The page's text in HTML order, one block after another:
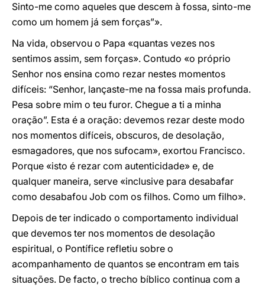
Sinto-me como aqueles que descem à fossa, sinto-me
como um homem já sem forças”».
Na vida, observou o Papa «quantas vezes nos
sentimos assim, sem forças». Contudo «o próprio
Senhor nos ensina como rezar nestes momentos
difíceis: “Senhor, lançaste-me na fossa mais profunda.
Pesa sobre mim o teu furor. Chegue a ti a minha
oração”. Esta é a oração: devemos rezar deste modo
nos momentos difíceis, obscuros, de desolação,
esmagadores, que nos sufocam», exortou Francisco.
Porque «isto é rezar com autenticidade» e, de
qualquer maneira, serve «inclusive para desabafar
como desabafou Job com os filhos. Como um filho».
Depois de ter indicado o comportamento individual
que devemos ter nos momentos de desolação
espiritual, o Pontífice refletiu sobre o
acompanhamento de quantos se encontram em tais
situações. De facto, o trecho bíblico continua com a